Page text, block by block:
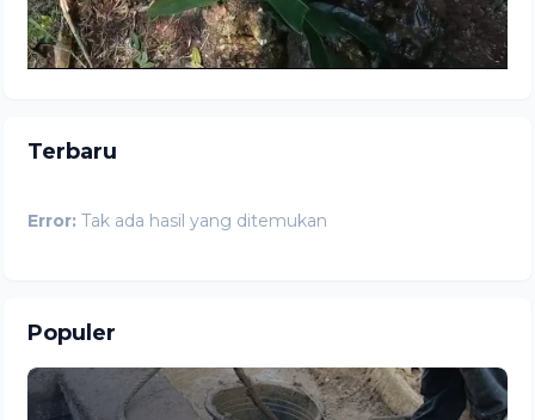
Terbaru
Error: Tak ada hasil yang ditemukan
Populer